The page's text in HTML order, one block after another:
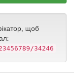
щоб
34246